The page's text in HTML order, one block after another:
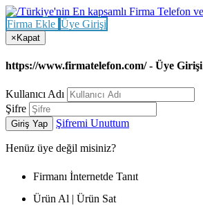
Firma Ekle Üye Girişi
× Kapat
https://www.firmatelefon.com/ - Üye Girişi
Kullanıcı Adı
Şifre
Giriş Yap Şifremi Unuttum
Henüz üye değil misiniz?
Firmanı İnternetde Tanıt
Ürün Al | Ürün Sat